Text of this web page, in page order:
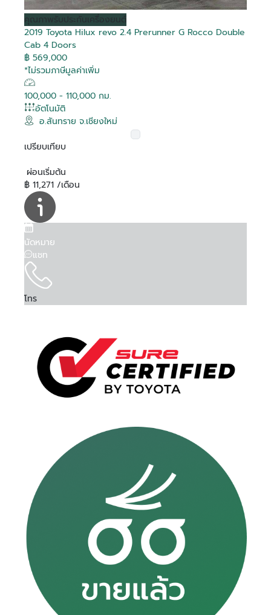
คุณภาพรับประกันเครื่องยนต์
2019 Toyota Hilux revo 2.4 Prerunner G Rocco Double
Cab 4 Doors
฿ 569,000
*ไม่รวมภาษีมูลค่าเพิ่ม
100,000 - 110,000 กม.
อัตโนมัติ
อ.สันทราย จ.เชียงใหม่
เปรียบเทียบ
ผ่อนเริ่มต้น
฿ 11,271 /เดือน
นัดหมาย
แชท
โทร